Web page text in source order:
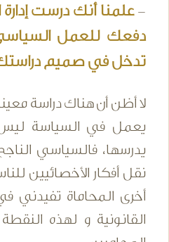
-علمنا أنك درست إدارة
دفعك للعمل السياسي
تدخل في صميم
لا أظن أن هناك دراسة
يعمل في السياسة
يدرسها، فالسياسي
نقل أفكار الأخصائيين
أخرى المحاماة تفيدني
القانونية و لهذه